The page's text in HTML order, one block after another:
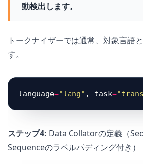
動検出します。
トークナイザーでは通常、対象言語
す。
language="lang" , task=
ステップ4: Data Collatorの定義（
Sequenceのラベルパディング付き）